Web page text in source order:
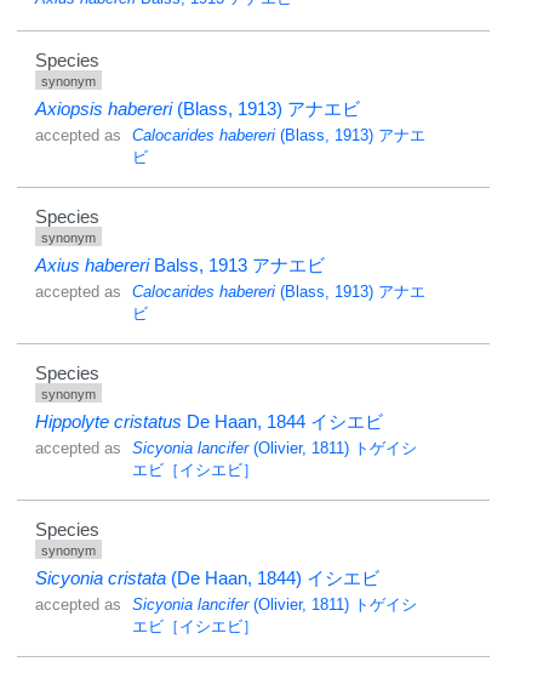
Species
synonym
Axiopsis habereri(Blass, 1913) アナエビ
accepted as Calocarides habereri (Blass, 1913) アナエ
ビ
Species
synonym
Axius habereriBalss, 1913 アナエビ
accepted as Calocarides habereri (Blass, 1913) アナエ
ビ
Species
synonym
Hippolyte cristatus De Haan, 1844 イシエビ
accepted as Sicyonia lancifer(Olivier, 1811) トゲイシ
エビ［イシエビ］
Species
synonym
Sicyonia cristata (De Haan, 1844) イシエビ
accepted as Sicyonia lancifer(Olivier, 1811) トゲイシ
エビ［イシエビ］